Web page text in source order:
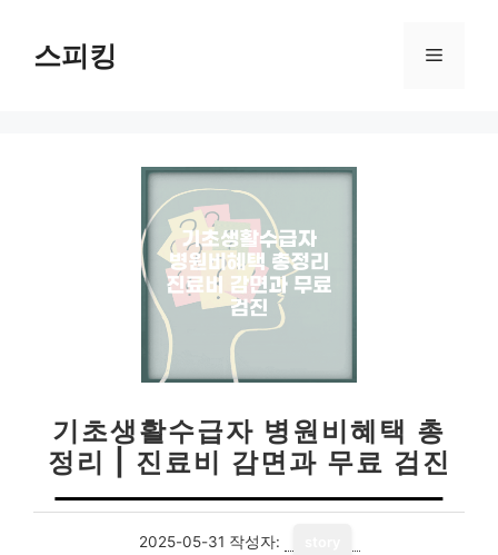
스피킹 메
기초생활수급자 병원비혜택 총
정리 | 진료비 감면과 무료 검진
2025-05-31 작성자: